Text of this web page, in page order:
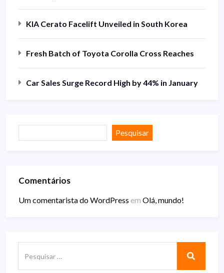
KIA Cerato Facelift Unveiled in South Korea
Fresh Batch of Toyota Corolla Cross Reaches
Car Sales Surge Record High by 44% in January
Pesquisar
Comentários
Um comentarista do WordPress em Olá, mundo!